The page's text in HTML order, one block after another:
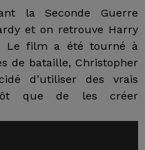
la Seconde Guerre
et on retrouve Harry
Le film a été tourné à
de bataille, Christopher
d’utiliser des vrais
que de les créer